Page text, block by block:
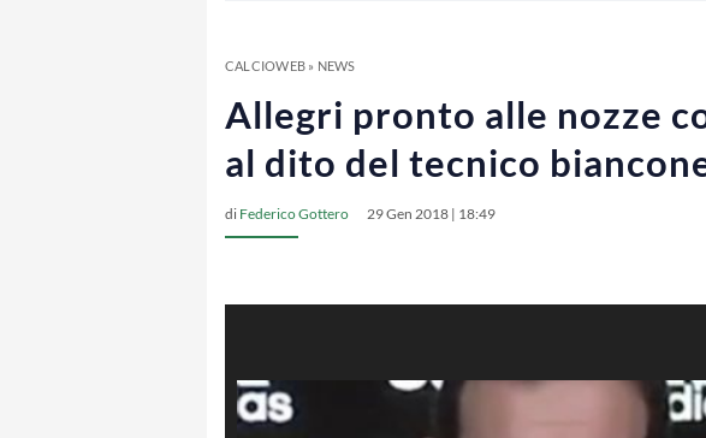
CALCIOWEB» NEWS
Allegri pronto alle nozze
al dito del tecnico
di Federico Gottero 29 Gen 2018 | 18:49